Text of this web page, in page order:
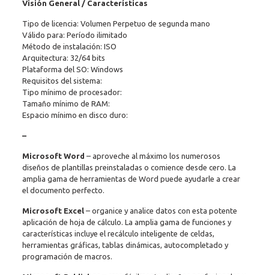
Visión General / Características
Tipo de licencia: Volumen Perpetuo de segunda mano
Válido para: Período ilimitado
Método de instalación: ISO
Arquitectura: 32/64 bits
Plataforma del SO: Windows
Requisitos del sistema:
Tipo mínimo de procesador:
Tamaño mínimo de RAM:
Espacio mínimo en disco duro:
–
Microsoft Word – aproveche al máximo los numerosos
diseños de plantillas preinstaladas o comience desde cero. La
amplia gama de herramientas de Word puede ayudarle a crear
el documento perfecto.
Microsoft Excel– organice y analice datos con esta potente
aplicación de hoja de cálculo. La amplia gama de funciones y
características incluye el recálculo inteligente de celdas,
herramientas gráficas, tablas dinámicas, autocompletado y
programación de macros.